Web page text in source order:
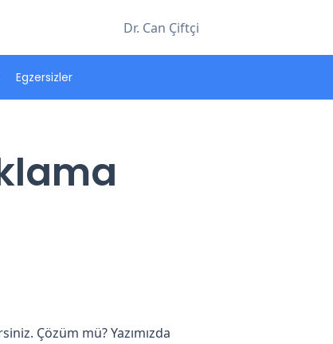
Dr. Can Çiftçi
Egzersizler
Çözüm mü? Yazımızda